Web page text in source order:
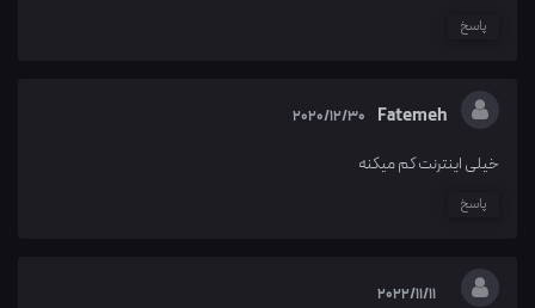
پاسخ
Fatemeh
2020/12/30
خیلی اینترنت کم میکنه
پاسخ
2022/11/11